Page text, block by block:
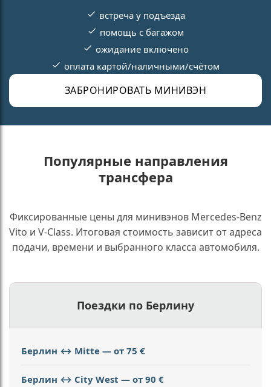
ЗАБРОНИРОВАТЬ МИНИВЭН
встреча у подъезда
помощь с багажом
ожидание включено
оплата картой/наличными/счётом
Популярные направления
трансфера
Фиксированные цены для минивэнов Mercedes-Benz
Vito и V-Class. Итоговая стоимость зависит от адреса
подачи, времени и выбранного класса автомобиля.
Поездки по Берлину
Берлин ↔ Mitte — от 75 €
Берлин ↔ City West — от 90 €